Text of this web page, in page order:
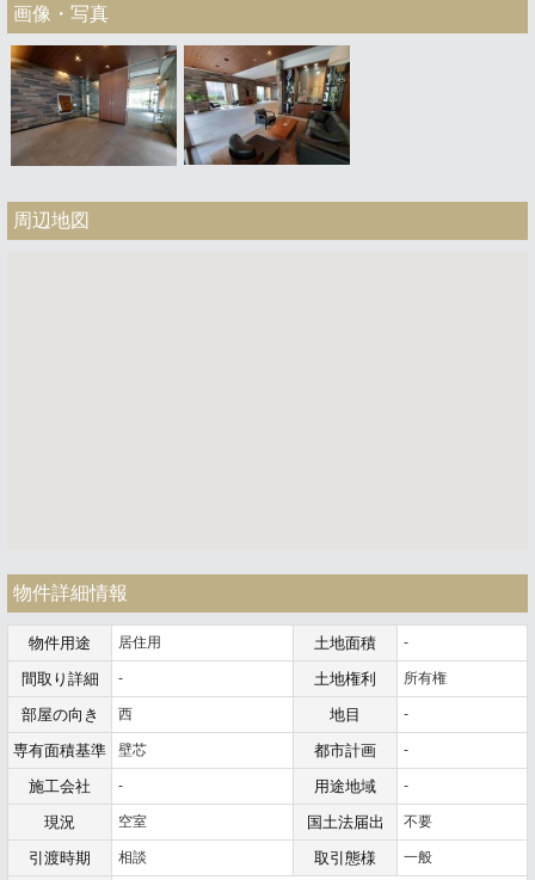
画像・写真
周辺地図
物件詳細情報
物件用途 居住用 土地面積 -
間取り詳細 - 土地権利 所有権
部屋の向き 西 地目 -
専有面積基準 壁芯 都市計画 -
施工会社 - 用途地域 -
現況 空室 国土法届出 不要
引渡時期 相談 取引態様 一般